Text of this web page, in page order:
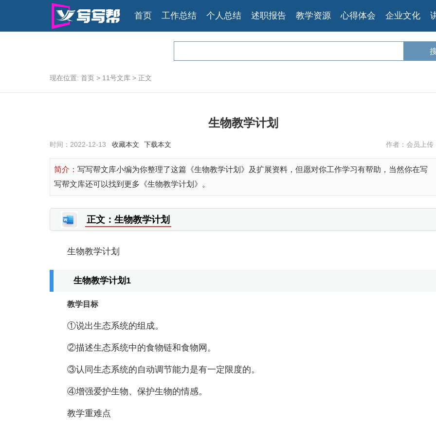
首页 工作总结 个人总结 述职报告 教学资源 心得体会 企业文化
现在位置: 首页 > 11号文库 > 正文
生物教学计划
时间： 2022-12-13 收藏本文 下载本文 作者：会员上传
简介： 写写帮文库小编为你整理了这篇《生物教学计划》及扩展资料，但愿对你工作学习有帮助，当然你在写
写帮文库还可以找到更多《生物教学计划》。
正文：生物教学计划
生物教学计划
生物教学计划1
教学目标
①说出生态系统的组成。
②描述生态系统中的食物链和食物网。
③认同生态系统的自动调节能力是有一定限度的。
④增强爱护生物、保护生物的情感。
教学重难点